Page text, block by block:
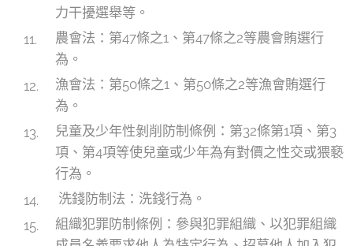
力干擾選舉等。
農會法：第47條之1、第47條之2等農會賄選行
為。
漁會法：第50條之1、第50條之2等漁會賄選行
為。
兒童及少年性剝削防制條例：第32條第1項、第3
項、第4項等使兒童或少年為有對價之性交或猥褻
行為。
洗錢防制法：洗錢行為。
組織犯罪防制條例：參與犯罪組織、以犯罪組織